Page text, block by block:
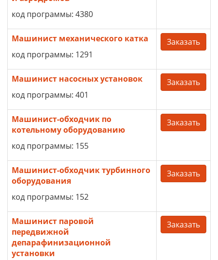
код программы: 4380
Машинист механического катка
код программы: 1291
Заказать
Машинист насосных установок
код программы: 401
Заказать
Машинист-обходчик по
котельному оборудованию
код программы: 155
Заказать
Машинист-обходчик турбинного
оборудования
код программы: 152
Заказать
Машинист паровой
передвижной
депарафинизационной
установки
Заказать